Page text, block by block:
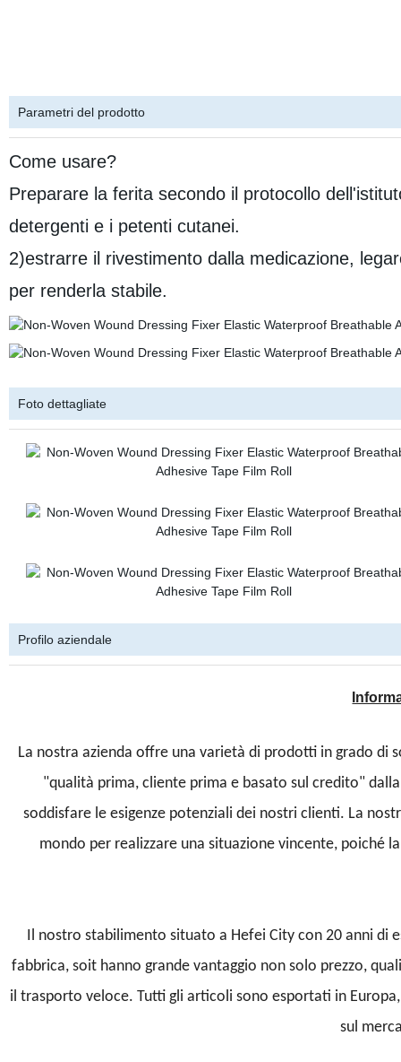
Parametri del prodotto
Come usare?
Preparare la ferita secondo il protocollo
detergenti e i petenti cutanei.
2)estrarre il rivestimento dalla medicazione,
per renderla stabile.
Foto dettagliate
Profilo aziendale
La nostra azienda offre una varietà di prodotti in grado di
"qualità prima, cliente prima e basato sul credito"
soddisfare le esigenze potenziali dei nostri clienti. La
mondo per realizzare una situazione vincente, poiché
Il nostro stabilimento situato a Hefei City con 20 anni di
fabbrica, soit hanno grande vantaggio non solo prezzo,
il trasporto veloce. Tutti gli articoli sono esportati in
sul